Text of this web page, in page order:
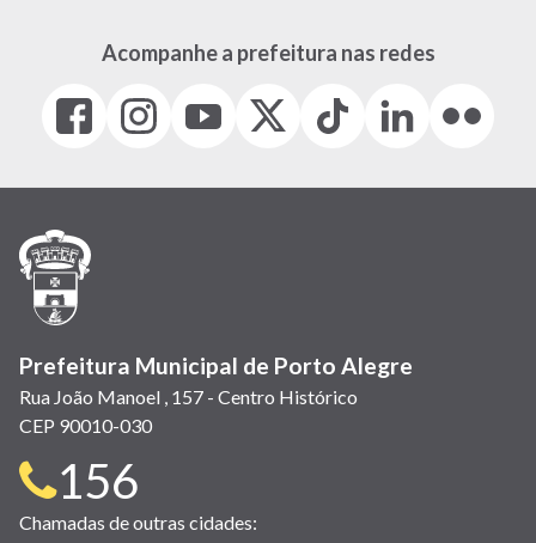
Acompanhe a prefeitura nas redes
Facebook
(link
em
janela)
Instagram
(link
em
(link
em
(Antigo
(link
Tiktok
(link
em
LinkedIn
(link
em
(link
em
Prefeitura Municipal de Porto Alegre
Rua João Manoel , 157 - Centro Histórico
CEP 90010-030
Telefone
para
156
Chamadas de outras cidades: